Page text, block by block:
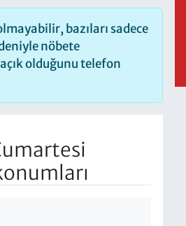
bazıları sadece
nöbete
olduğunu telefon